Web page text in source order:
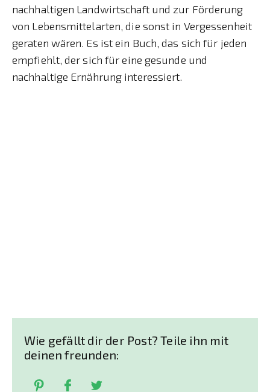
nachhaltigen Landwirtschaft und zur Förderung
von Lebensmittelarten, die sonst in Vergessenheit
geraten wären. Es ist ein Buch, das sich für jeden
empfiehlt, der sich für eine gesunde und
nachhaltige Ernährung interessiert.
Wie gefällt dir der Post? Teile ihn mit
deinen freunden: